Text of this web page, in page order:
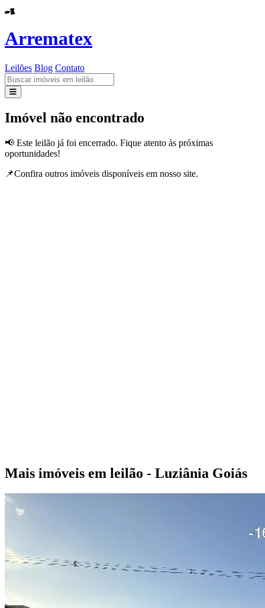
Arrematex
Leilões Blog Contato
Leilões
Imóvel não encontrado
📢 Este leilão já foi encerrado. Fique atento às próximas
oportunidades!
📌Confira outros imóveis disponíveis em nosso site.
Mais imóveis em leilão - Luziânia Goiás